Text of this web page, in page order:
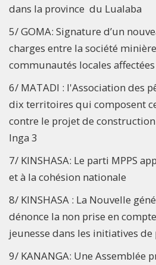
dans la province du Lualaba
5/ GOMA: Signature d’un
charges entre la société
communautés locales affectées
6/ MATADI : l'Association des
dix territoires qui composent
contre le projet de
Inga 3
7/ KINSHASA: Le parti MPPS
et à la cohésion nationale
8/ KINSHASA : La Nouvelle
dénonce la non prise en
jeunesse dans les initiatives de
9/ KANANGA: Une Assemblée